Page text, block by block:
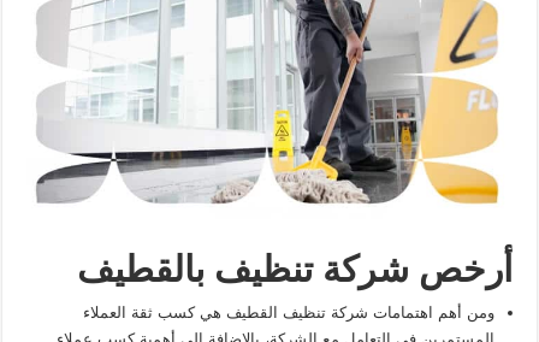
أرخص شركة تنظيف بالقطيف
ومن أهم اهتمامات شركة تنظيف القطيف هي كسب ثقة العملاء